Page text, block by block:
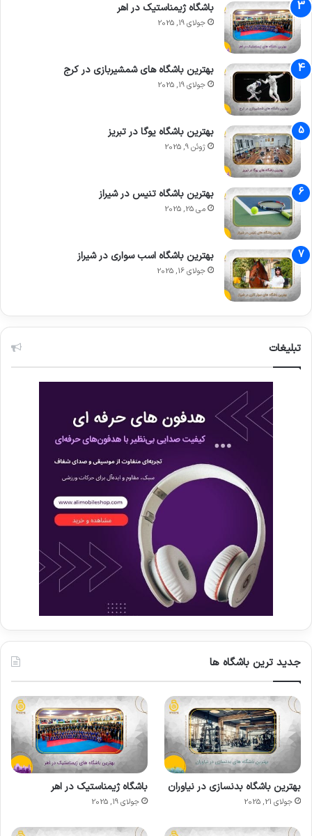
باشگاه ژیمناستیک در اهر
جولای 19, 2025
بهترین باشگاه های شمشیربازی در کرج
جولای 19, 2025
بهترین باشگاه یوگا در تبریز
ژوئن 9, 2025
بهترین باشگاه تنیس در شیراز
می 25, 2025
بهترین باشگاه اسب سواری در شیراز
جولای 16, 2025
تبلیغات
جدید ترین باشگاه ها
بهترین باشگاه بدنسازی در نیاوران
جولای 21, 2025
باشگاه ژیمناستیک در اهر
جولای 19, 2025